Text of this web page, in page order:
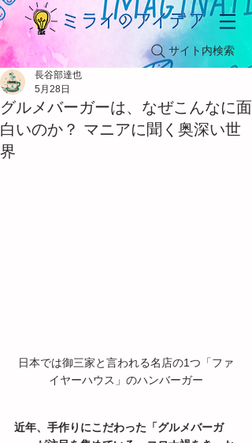
サイト内検索
グルメバーガーは、なぜこんなに面
白いのか？ マニアに聞く奥深い世
界
長谷部達也
5月28日
日本では御三家と言われる名店の1つ「ファ
イヤーハウス」のハンバーガー
近年、手作りにこだわった「グルメバーガ